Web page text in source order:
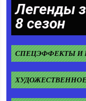
Легенды
8 сезон
СПЕЦЭФФЕКТЫ И